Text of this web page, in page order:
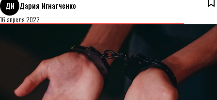
ДИ Дария Игнатченко
16 апреля 2022